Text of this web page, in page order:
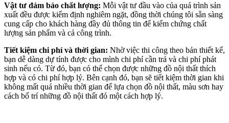
Vật tư đảm bảo chất lượng: Mỗi vật tư đầu vào của quá trình sản
xuất đều được kiểm định nghiêm ngặt, đồng thời chúng tôi sẵn sàng
cung cấp cho khách hàng đầy đủ thông tin để kiểm chứng chất
lượng sản phẩm và cả công trình.
Tiết kiệm chi phí và thời gian: Nhờ việc thi công theo bản thiết kế,
bạn dễ dàng dự tính được cho mình chi phí cần trả và chi phí phát
sinh nếu có. Từ đó, bạn có thể chọn được những đồ nội thất thích
hợp và có chi phí hợp lý. Bên cạnh đó, bạn sẽ tiết kiệm thời gian khi
không mất quá nhiều thời gian để lựa chọn đồ nội thất, màu sơn hay
cách bố trí những đồ nội thất đó một cách hợp lý.